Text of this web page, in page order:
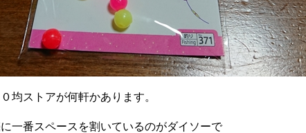
均ストアが何軒かあります。
一番スペースを割いているのがダイソーで